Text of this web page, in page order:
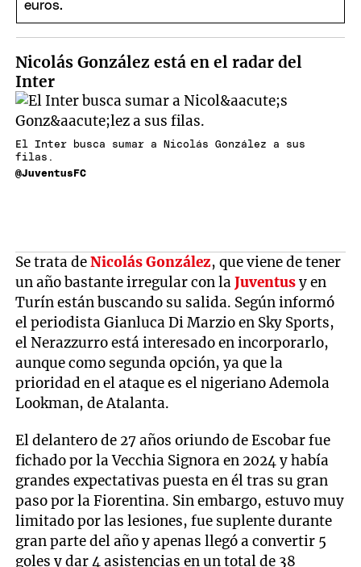
Nicolás González está en el radar del
Inter
El Inter busca sumar a Nicolás González a sus
filas.
@JuventusFC
Se trata deNicolás González, que viene de tener
un año bastante irregular con laJuventusy en
Turín están buscando su salida. Según informó
el periodista Gianluca Di Marzio en Sky Sports,
el Nerazzurro está interesado en incorporarlo,
aunque como segunda opción, ya que la
prioridad en el ataque es el nigeriano Ademola
Lookman, de Atalanta.
El delantero de 27 años oriundo de Escobar fue
fichado por la Vecchia Signora en 2024 y había
grandes expectativas puesta en él tras su gran
paso por la Fiorentina. Sin embargo, estuvo muy
limitado por las lesiones, fue suplente durante
gran parte del año y apenas llegó a convertir 5
goles y dar 4 asistencias en un total de 38